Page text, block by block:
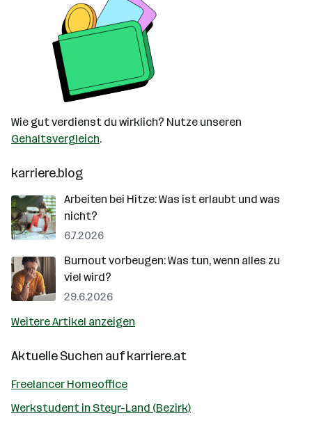
Wie gut verdienst du wirklich? Nutze unseren
Gehaltsvergleich.
karriere.blog
Arbeiten bei Hitze: Was ist erlaubt und was
nicht?
6.7.2026
Burnout vorbeugen: Was tun, wenn alles zu
viel wird?
29.6.2026
Weitere Artikel anzeigen
Aktuelle Suchen aufkarriere.at
Freelancer Homeoffice
Werkstudent in Steyr-Land (Bezirk)